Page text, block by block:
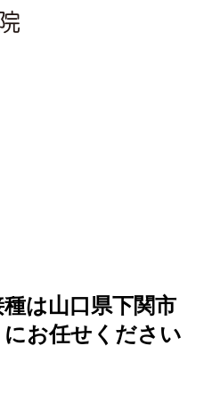
は山口県下関市
にお任せください